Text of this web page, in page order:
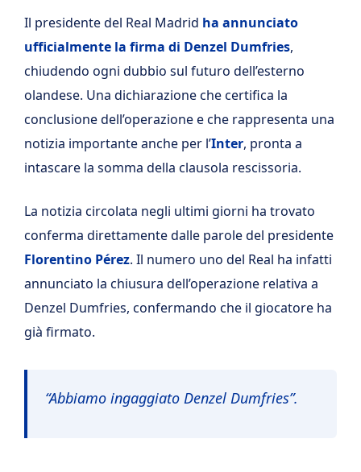
Il presidente del Real Madrid ha annunciato
ufficialmente la firma di Denzel Dumfries,
chiudendo ogni dubbio sul futuro dell’esterno
olandese. Una dichiarazione che certifica la
conclusione dell’operazione e che rappresenta una
notizia importante anche per l’Inter, pronta a
intascare la somma della clausola rescissoria.
La notizia circolata negli ultimi giorni ha trovato
conferma direttamente dalle parole del presidente
Florentino Pérez. Il numero uno del Real ha infatti
annunciato la chiusura dell’operazione relativa a
Denzel Dumfries, confermando che il giocatore ha
già firmato.
“Abbiamo ingaggiato Denzel Dumfries”.